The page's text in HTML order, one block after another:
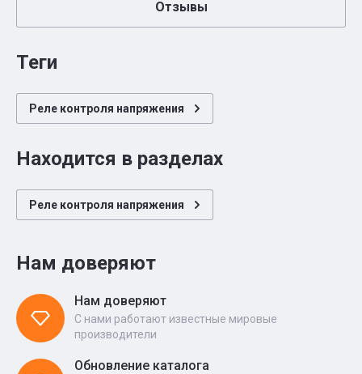
Отзывы
теги
Реле контроля напряжения
Находится в разделах
Реле контроля напряжения
Нам доверяют
Нам доверяют
С нами работают известные мировые
производители
Обновление каталога